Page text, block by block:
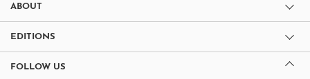
ABOUT
EDITIONS
FOLLOW US